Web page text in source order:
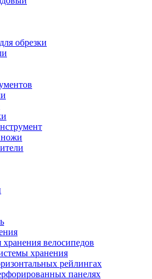
обрезки
велосипедов
хранения
рейлингах
панелях